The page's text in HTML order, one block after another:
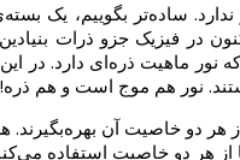
ساده‌تر بگوییم، یک
در فیزیک جزو ذرات
نور ماهیت ذره‌ای دارد. در
نور هم موج است و هم ذره!
دو خاصیت آن بهره‌بگیرند.
هر دو خاصیت استفاده